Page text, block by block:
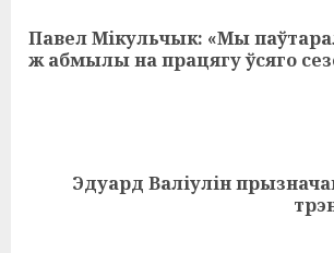
записи
Павел Мікульчык: «Мы
ж абмылы на працягу ўсяго
Следующая
Эдуард Валіулін